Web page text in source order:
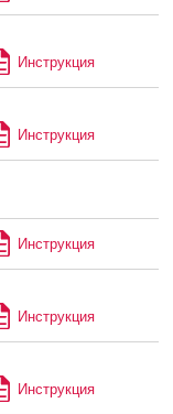
Инструкция
Инструкция
Инструкция
Инструкция
Инструкция